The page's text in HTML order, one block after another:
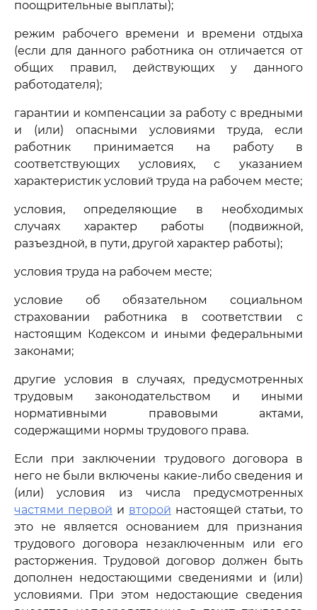
поощрительные выплаты);
режим рабочего времени и времени отдыха
(если для данного работника он отличается от
общих правил, действующих у данного
работодателя);
гарантии и компенсации за работу с вредными
и (или) опасными условиями труда, если
работник принимается на работу в
соответствующих условиях, с указанием
характеристик условий труда на рабочем месте;
условия, определяющие в необходимых
случаях характер работы (подвижной,
разъездной, в пути, другой характер работы);
условия труда на рабочем месте;
условие об обязательном социальном
страховании работника в соответствии с
настоящим Кодексом и иными федеральными
законами;
другие условия в случаях, предусмотренных
трудовым законодательством и иными
нормативными правовыми актами,
содержащими нормы трудового права.
Если при заключении трудового договора в
него не были включены какие-либо сведения и
(или) условия из числа предусмотренных
частями первой и второй настоящей статьи, то
это не является основанием для признания
трудового договора незаключенным или его
расторжения. Трудовой договор должен быть
дополнен недостающими сведениями и (или)
условиями. При этом недостающие сведения